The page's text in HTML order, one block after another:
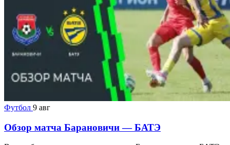
Футбол 9 авг
Обзор матча Барановичи — БАТЭ